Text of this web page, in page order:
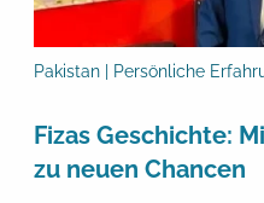
Pakistan | Persönliche
Fizas Geschichte:
zu neuen Chancen